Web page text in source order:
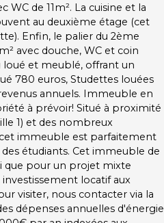
WC de 11m². La cuisine et la
au deuxième étage (cet
Enfin, le palier du 2ème
avec douche, WC et coin
loué et meublé, offrant un
780 euros, Studettes louées
annuels. Immeuble en
à prévoir! Situé à proximité
1) et des nombreux
immeuble est parfaitement
étudiants. Cet immeuble de
que pour un projet mixte
locatif aux
visiter, nous contacter via la
dépenses annuelles d'énergie